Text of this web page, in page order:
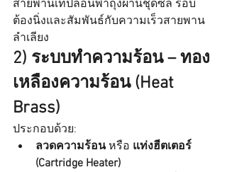
สายพานเทปล่อนพาถุงผ่านชุดซีล รอบ
ต้องนิ่งและสัมพันธ์กับความเร็วสายพาน
ลำเลียง
2) ระบบทำความร้อน – ทอง
เหลืองความร้อน (Heat
Brass)
ประกอบด้วย:
ลวดความร้อน หรือ แท่งฮีตเตอร์
(Cartridge Heater)